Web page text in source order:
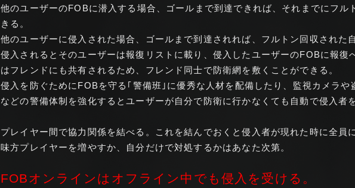
他のユーザーのFOBに潜入する場合、ゴールまで到達できれば、それまでにフル
きる。
他のユーザーに侵入された場合、ゴールまで到達されれば、フルトン回収された
侵入されるとそのユーザーは報復リストに載り、侵入したユーザーのFOBに報復
はフレンドにも共有されるため、フレンド同士で防衛網を敷くことができる。
侵入を防ぐためにFOBを守る｢警備班｣に優秀な人材を配備したり、監視カメラ
などの警備体制を強化するとユーザーが自分で防衛に行かなくても自動で侵入者
プレイヤー間で協力関係を結べる。これを結んでおくと侵入者が現れた時に全員
味方プレイヤーを増やすか、自分だけで対処するかはあなた次第。
FOBオンラインはオフライン中でも侵入を受ける。